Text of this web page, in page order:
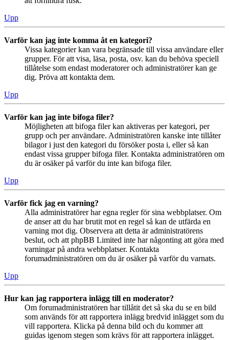
Upp
Varför kan jag inte komma åt en kategori?
Vissa kategorier kan vara begränsade till vissa användare eller
grupper. För att visa, läsa, posta, osv. kan du behöva speciell
tillåtelse som endast moderatorer och administratörer kan ge
dig. Pröva att kontakta dem.
Upp
Varför kan jag inte bifoga filer?
Möjligheten att bifoga filer kan aktiveras per kategori, per
grupp och per användare. Administratören kanske inte tillåter
bilagor i just den kategori du försöker posta i, eller så kan
endast vissa grupper bifoga filer. Kontakta administratören om
du är osäker på varför du inte kan bifoga filer.
Upp
Varför fick jag en varning?
Alla administratörer har egna regler för sina webbplatser. Om
de anser att du har brutit mot en regel så kan de utfärda en
varning mot dig. Observera att detta är administratörens
beslut, och att phpBB Limited inte har någonting att göra med
varningar på andra webbplatser. Kontakta
forumadministratören om du är osäker på varför du varnats.
Upp
Hur kan jag rapportera inlägg till en moderator?
Om forumadministratören har tillåtit det så ska du se en bild
som används för att rapportera inlägg bredvid inlägget som du
vill rapportera. Klicka på denna bild och du kommer att
guidas igenom stegen som krävs för att rapportera inlägget.